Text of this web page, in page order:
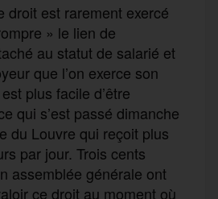
droit est rarement exercé
» le lien de
au statut de salarié et
que l’on exerce son
plus facile d’être
qui s’est passé dimanche
du Louvre qui reçoit plus
par jour. Trois cents
assemblée générale ont
ce droit au moment où